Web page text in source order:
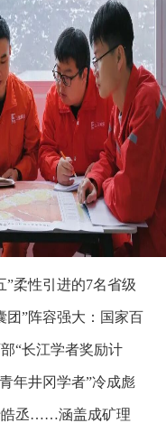
”柔性引进的7名省级
团”阵容强大：国家百
“长江学者奖励计
年井冈学者”冷成彪
皓丞……涵盖成矿理